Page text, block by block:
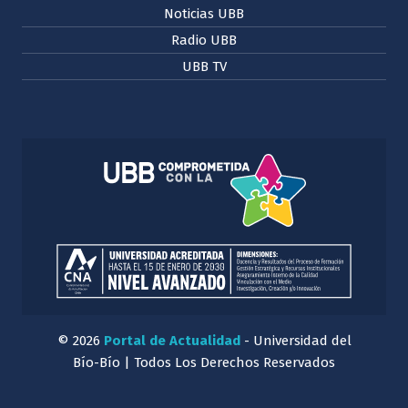
Noticias UBB
Radio UBB
UBB TV
© 2026 Portal de Actualidad- Universidad del
Bío-Bío | Todos Los Derechos Reservados